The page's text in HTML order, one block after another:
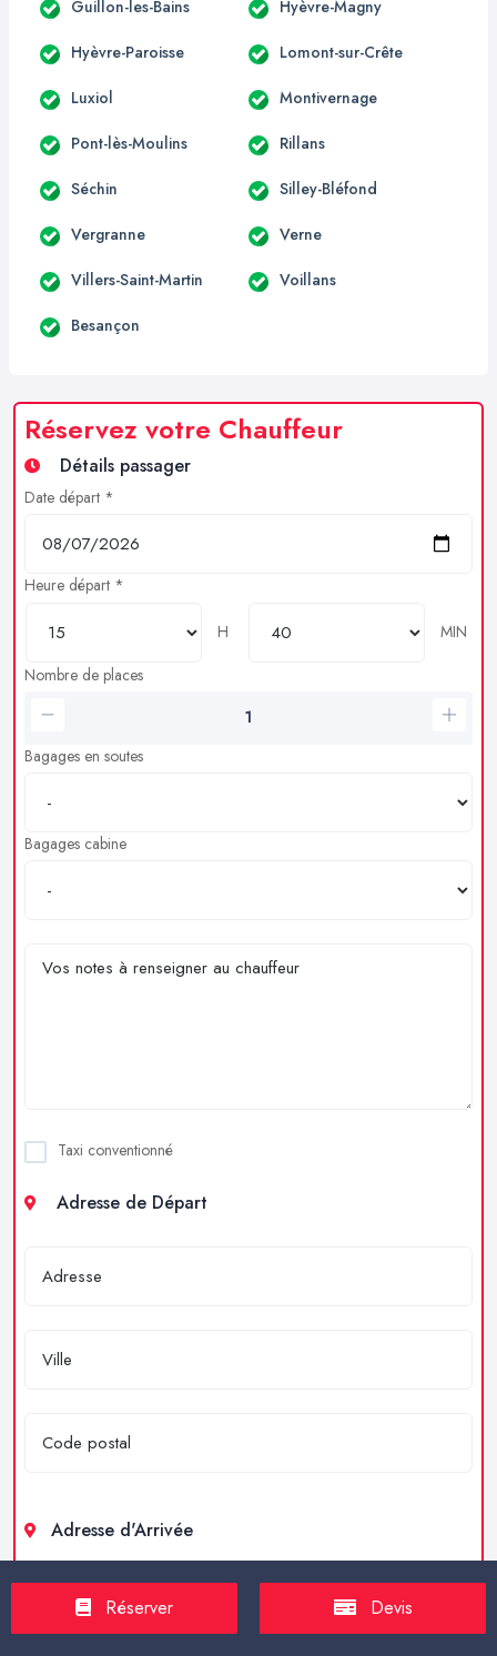
Guillon-les-Bains Hyèvre-Magny
Hyèvre-Paroisse Lomont-sur-Crête
Luxiol Montivernage
Pont-lès-Moulins Rillans
Séchin Silley-Bléfond
Vergranne Verne
Villers-Saint-Martin Voillans
Besançon
Réservez votre Chauffeur
Détails passager
Date départ *
Heure départ *
H
MIN
Nombre de places
Bagages en soutes
Bagages cabine
Taxi conventionné
Adresse de Départ
Adresse d'Arrivée
Réserver Devis